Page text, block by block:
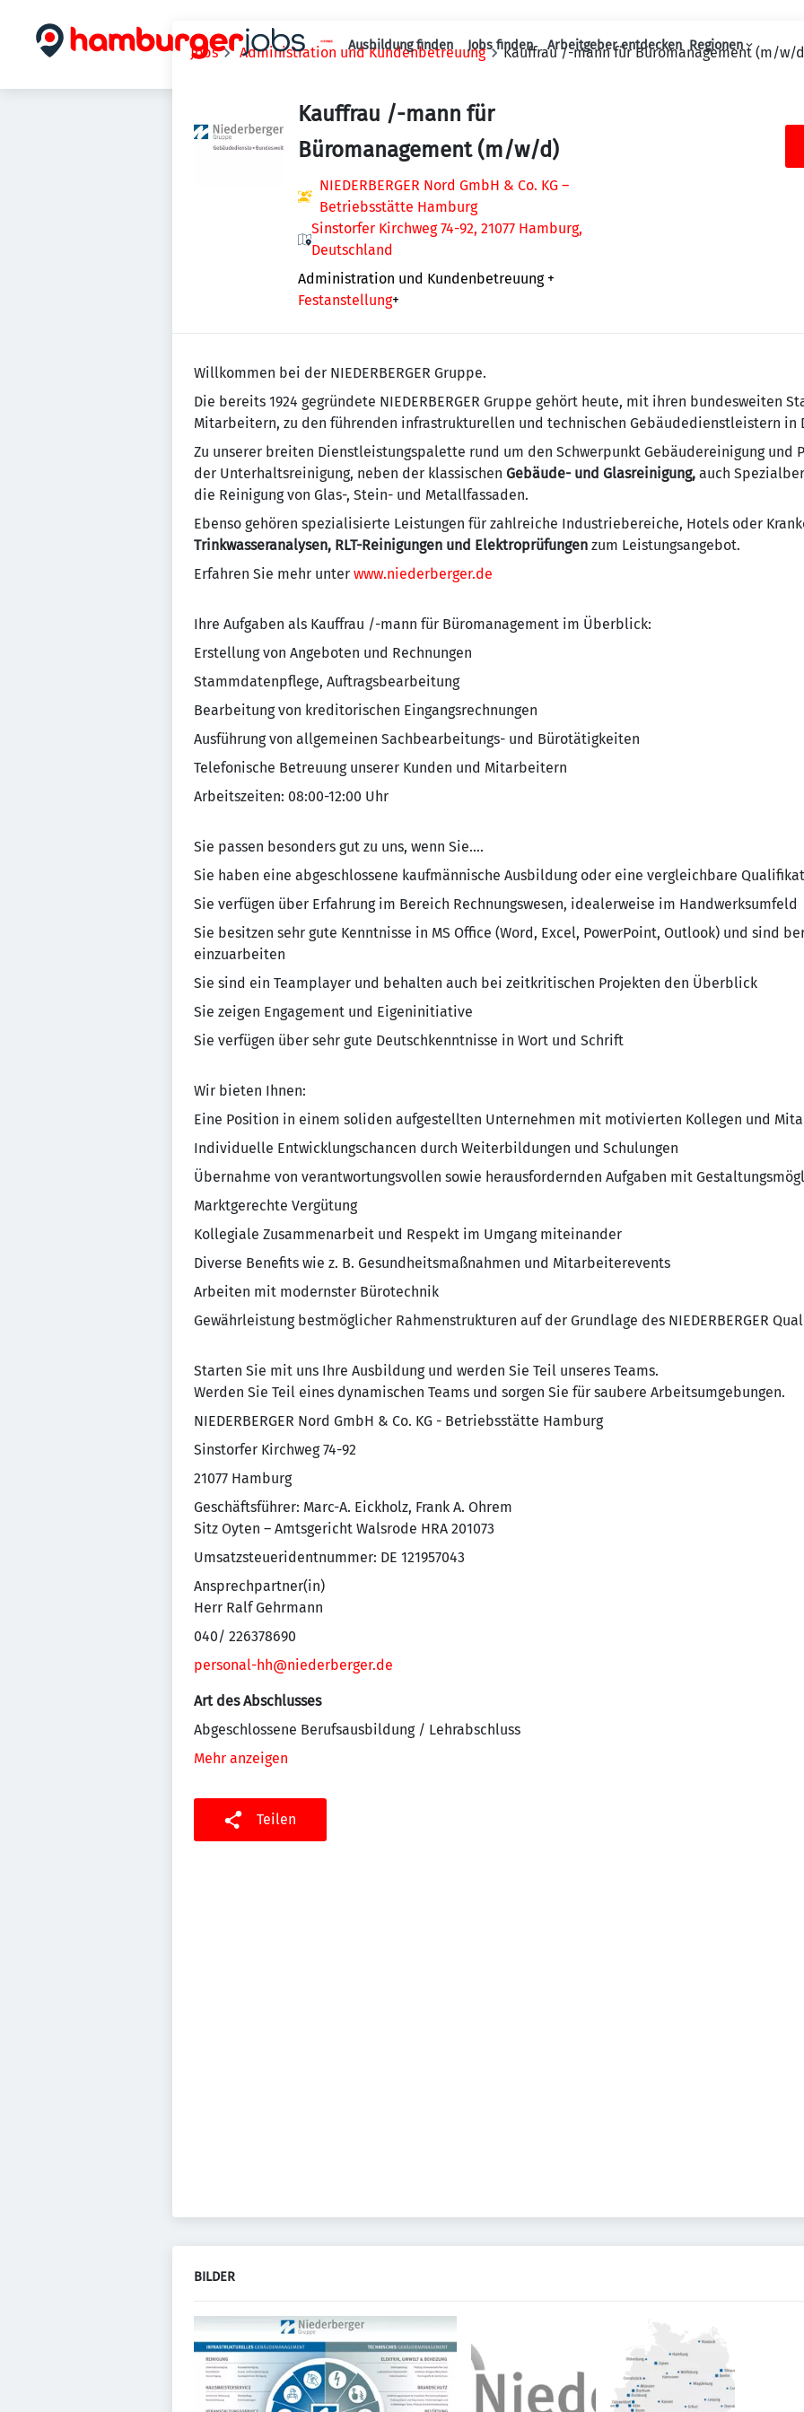
Haupt-Navigation
Ausbildung finden Jobs finden Arbeitgeber entdecken Regionen
Jobs Administration und Kundenbetreuung Kauffrau /-mann für Büromanagement (m/w/
Kauffrau /-mann für
Büromanagement (m/w/d)
NIEDERBERGER Nord GmbH & Co. KG –
Betriebsstätte Hamburg
Sinstorfer Kirchweg 74-92, 21077 Hamburg,
Deutschland
Administration und Kundenbetreuung +
Festanstellung+
Willkommen bei der NIEDERBERGER Gruppe.
Die bereits 1924 gegründete NIEDERBERGER Gruppe gehört heute, mit ihren bundesweiten
Mitarbeitern, zu den führenden infrastrukturellen und technischen Gebäudedienstleistern in
Zu unserer breiten Dienstleistungspalette rund um den Schwerpunkt Gebäudereinigung und
der Unterhaltsreinigung, neben der klassischen Gebäude- und Glasreinigung, auch
die Reinigung von Glas-, Stein- und Metallfassaden.
Ebenso gehören spezialisierte Leistungen für zahlreiche Industriebereiche, Hotels oder
Trinkwasseranalysen, RLT-Reinigungen und Elektroprüfungen zum Leistungsangebot.
Erfahren Sie mehr unter www.niederberger.de
Ihre Aufgaben als Kauffrau /-mann für Büromanagement im Überblick:
Erstellung von Angeboten und Rechnungen
Stammdatenpflege, Auftragsbearbeitung
Bearbeitung von kreditorischen Eingangsrechnungen
Ausführung von allgemeinen Sachbearbeitungs- und Bürotätigkeiten
Telefonische Betreuung unserer Kunden und Mitarbeitern
Arbeitszeiten: 08:00-12:00 Uhr
Sie passen besonders gut zu uns, wenn Sie....
Sie haben eine abgeschlossene kaufmännische Ausbildung oder eine vergleichbare
Sie verfügen über Erfahrung im Bereich Rechnungswesen, idealerweise im Handwerksumfeld
Sie besitzen sehr gute Kenntnisse in MS Office (Word, Excel, PowerPoint, Outlook) und sind
einzuarbeiten
Sie sind ein Teamplayer und behalten auch bei zeitkritischen Projekten den Überblick
Sie zeigen Engagement und Eigeninitiative
Sie verfügen über sehr gute Deutschkenntnisse in Wort und Schrift
Wir bieten Ihnen:
Eine Position in einem soliden aufgestellten Unternehmen mit motivierten Kollegen und
Individuelle Entwicklungschancen durch Weiterbildungen und Schulungen
Übernahme von verantwortungsvollen sowie herausfordernden Aufgaben mit
Marktgerechte Vergütung
Kollegiale Zusammenarbeit und Respekt im Umgang miteinander
Diverse Benefits wie z. B. Gesundheitsmaßnahmen und Mitarbeiterevents
Arbeiten mit modernster Bürotechnik
Gewährleistung bestmöglicher Rahmenstrukturen auf der Grundlage des NIEDERBERGER
Starten Sie mit uns Ihre Ausbildung und werden Sie Teil unseres Teams.
Werden Sie Teil eines dynamischen Teams und sorgen Sie für saubere Arbeitsumgebungen.
NIEDERBERGER Nord GmbH & Co. KG - Betriebsstätte Hamburg
Sinstorfer Kirchweg 74-92
21077 Hamburg
Geschäftsführer: Marc-A. Eickholz, Frank A. Ohrem
Sitz Oyten – Amtsgericht Walsrode HRA 201073
Umsatzsteueridentnummer: DE 121957043
Ansprechpartner(in)
Herr Ralf Gehrmann
040/ 226378690
personal-hh@niederberger.de
Art des Abschlusses
Abgeschlossene Berufsausbildung / Lehrabschluss
Mehr anzeigen
Teilen
BILDER